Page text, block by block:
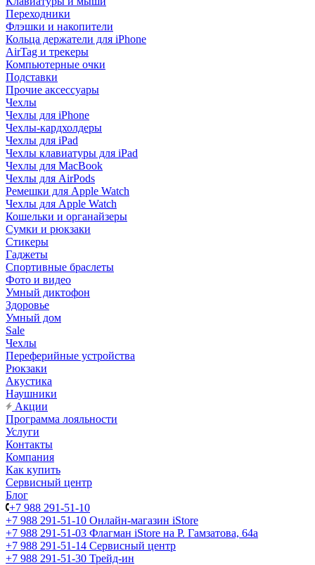
Переходники
Флэшки и накопители
Кольца держатели для iPhone
AirTag и трекеры
Компьютерные очки
Подставки
Прочие аксессуары
Чехлы
Чехлы для iPhone
Чехлы-кардхолдеры
Чехлы для iPad
Чехлы клавиатуры для iPad
Чехлы для MacBook
Чехлы для AirPods
Ремешки для Apple Watch
Чехлы для Apple Watch
Кошельки и органайзеры
Сумки и рюкзаки
Стикеры
Гаджеты
Спортивные браслеты
Фото и видео
Умный диктофон
Здоровье
Умный дом
Sale
Чехлы
Переферийные устройства
Рюкзаки
Акустика
Наушники
Акции
Программа лояльности
Услуги
Контакты
Компания
Как купить
Сервисный центр
Блог
+7 988 291-51-10
+7 988 291-51-10 Онлайн-магазин iStore
+7 988 291-51-03 Флагман iStore на Р. Гамзатова, 64а
+7 988 291-51-14 Сервисный центр
+7 988 291-51-30 Трейд-ин